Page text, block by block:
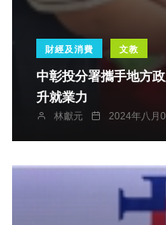
財經及消費 文教
中彰投分署攜手地方
升就業力
林獻元 2024年八月